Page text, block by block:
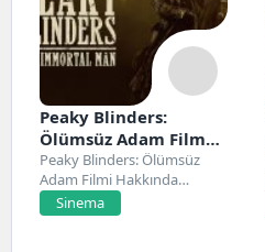
Peaky Blinders:
Ölümsüz Adam Film
Konusu, Oyuncuları
ve İnceleme
Peaky Blinders: Ölümsüz
Adam Filmi Hakkında
Netflix’te 20 Mart 2026...
Sinema